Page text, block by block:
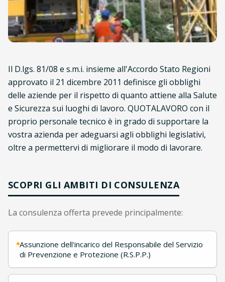
Il D.lgs. 81/08 e s.m.i. insieme all'Accordo Stato Regioni
approvato il 21 dicembre 2011 definisce gli obblighi
delle aziende per il rispetto di quanto attiene alla Salute
e Sicurezza sui luoghi di lavoro. QUOTALAVORO con il
proprio personale tecnico è in grado di supportare la
vostra azienda per adeguarsi agli obblighi legislativi,
oltre a permettervi di migliorare il modo di lavorare.
SCOPRI GLI AMBITI DI CONSULENZA
La consulenza offerta prevede principalmente:
Assunzione dell'incarico del Responsabile del Servizio
di Prevenzione e Protezione (R.S.P.P.)